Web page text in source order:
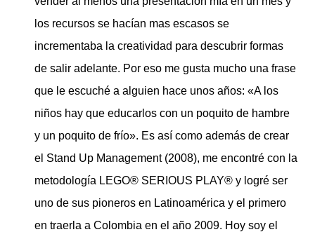
los recursos se hacían mas escasos se
incrementaba la creatividad para descubrir formas
de salir adelante. Por eso me gusta mucho una frase
que le escuché a alguien hace unos años: «A los
niños hay que educarlos con un poquito de hambre
y un poquito de frío». Es así como además de crear
el Stand Up Management (2008), me encontré con la
metodología LEGO® SERIOUS PLAY® y logré ser
uno de sus pioneros en Latinoamérica y el primero
en traerla a Colombia en el año 2009. Hoy soy el